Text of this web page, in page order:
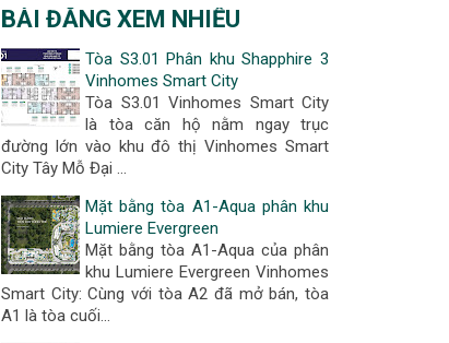
BÀI ĐĂNG XEM NHIỀU
Tòa S3.01 Phân khu Shapphire 3
Vinhomes Smart City
Tòa S3.01 Vinhomes Smart City
là tòa căn hộ nằm ngay trục
đường lớn vào khu đô thị Vinhomes Smart
City Tây Mỗ Đại …
Mặt bằng tòa A1-Aqua phân khu
Lumiere Evergreen
Mặt bằng tòa A1-Aqua của phân
khu Lumiere Evergreen Vinhomes
Smart City: Cùng với tòa A2 đã mở bán, tòa
A1 là tòa cuối…